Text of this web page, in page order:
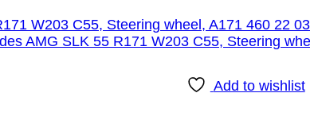
Add to wishlist